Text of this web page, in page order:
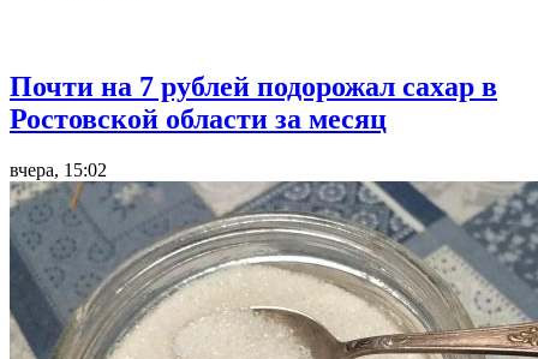
Почти на 7 рублей подорожал сахар в
Ростовской области за месяц
вчера, 15:02